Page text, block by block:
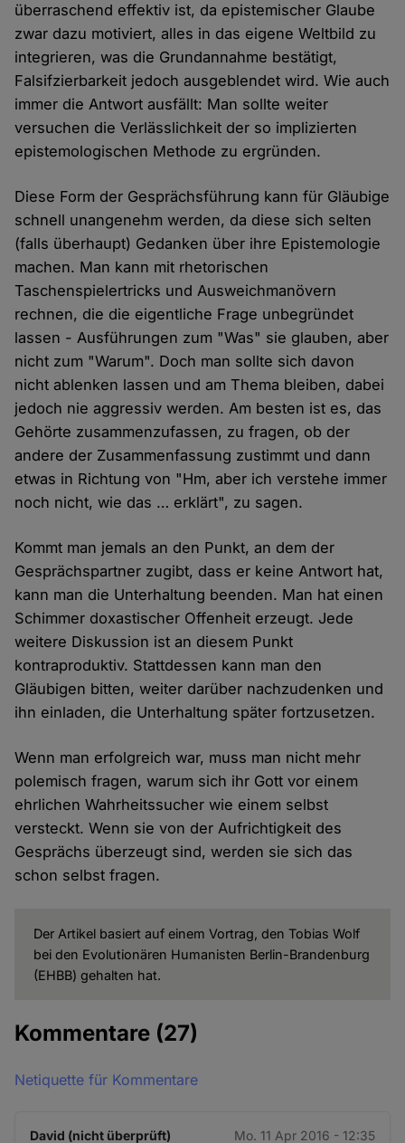
überraschend effektiv ist, da epistemischer Glaube
zwar dazu motiviert, alles in das eigene Weltbild zu
integrieren, was die Grundannahme bestätigt,
Falsifzierbarkeit jedoch ausgeblendet wird. Wie auch
immer die Antwort ausfällt: Man sollte weiter
versuchen die Verlässlichkeit der so implizierten
epistemologischen Methode zu ergründen.
Diese Form der Gesprächsführung kann für Gläubige
schnell unangenehm werden, da diese sich selten
(falls überhaupt) Gedanken über ihre Epistemologie
machen. Man kann mit rhetorischen
Taschenspielertricks und Ausweichmanövern
rechnen, die die eigentliche Frage unbegründet
lassen - Ausführungen zum "Was" sie glauben, aber
nicht zum "Warum". Doch man sollte sich davon
nicht ablenken lassen und am Thema bleiben, dabei
jedoch nie aggressiv werden. Am besten ist es, das
Gehörte zusammenzufassen, zu fragen, ob der
andere der Zusammenfassung zustimmt und dann
etwas in Richtung von "Hm, aber ich verstehe immer
noch nicht, wie das … erklärt", zu sagen.
Kommt man jemals an den Punkt, an dem der
Gesprächspartner zugibt, dass er keine Antwort hat,
kann man die Unterhaltung beenden. Man hat einen
Schimmer doxastischer Offenheit erzeugt. Jede
weitere Diskussion ist an diesem Punkt
kontraproduktiv. Stattdessen kann man den
Gläubigen bitten, weiter darüber nachzudenken und
ihn einladen, die Unterhaltung später fortzusetzen.
Wenn man erfolgreich war, muss man nicht mehr
polemisch fragen, warum sich ihr Gott vor einem
ehrlichen Wahrheitssucher wie einem selbst
versteckt. Wenn sie von der Aufrichtigkeit des
Gesprächs überzeugt sind, werden sie sich das
schon selbst fragen.
Der Artikel basiert auf einem Vortrag, den Tobias Wolf
bei den Evolutionären Humanisten Berlin-Brandenburg
(EHBB) gehalten hat.
Kommentare (27)
Netiquette für Kommentare
David (nicht überprüft) Mo. 11 Apr 2016 - 12:35